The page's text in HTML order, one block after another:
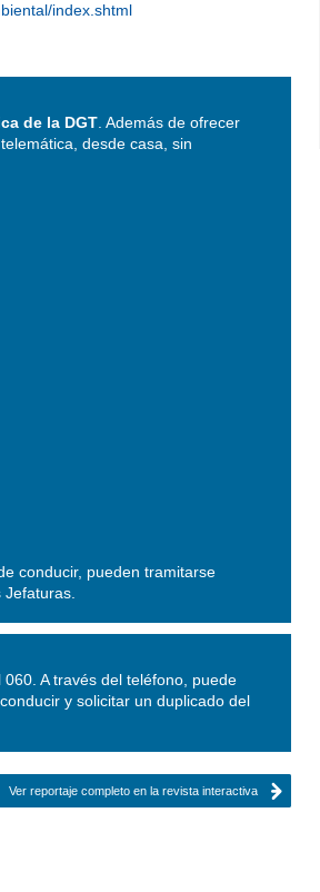
index.shtml
de la DGT. Además de ofrecer
desde casa, sin
conducir, pueden tramitarse
Jefaturas.
A través del teléfono, puede
y solicitar un duplicado del
Ver reportaje completo en la revista interactiva